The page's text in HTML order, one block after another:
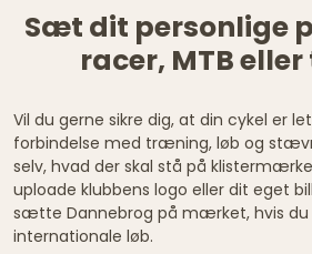
Sæt dit personlige
racer, MTB
Vil du gerne sikre dig, at din cykel er
forbindelse med træning, løb og
selv, hvad der skal stå på
uploade klubbens logo eller dit eget
sætte Dannebrog på mærket, hvis du
internationale løb.